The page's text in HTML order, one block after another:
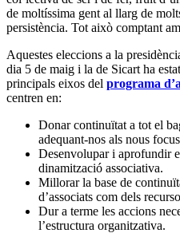
de moltíssima gent al llarg de
persistència. Tot això comptant
Aquestes eleccions a la
dia 5 de maig i la de Sicart ha
principals eixos del programa
centren en:
Donar continuïtat a tot el
adequant-nos als nous
Desenvolupar i aprofundir
dinamització associativa.
Millorar la base de
d’associats com dels
Dur a terme les accions
l’estructura organitzativa.